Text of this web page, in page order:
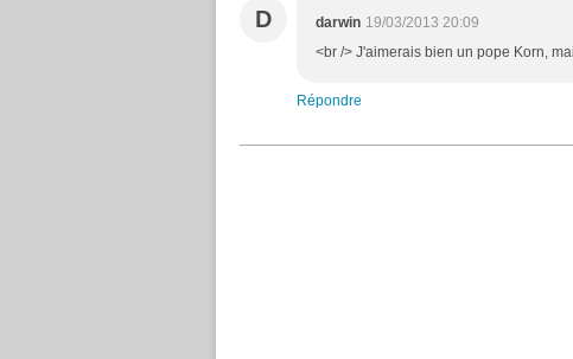
D darwin 19/03/2013 20:09
<br /> J'aimerais bien un pope Korn,
Répondre